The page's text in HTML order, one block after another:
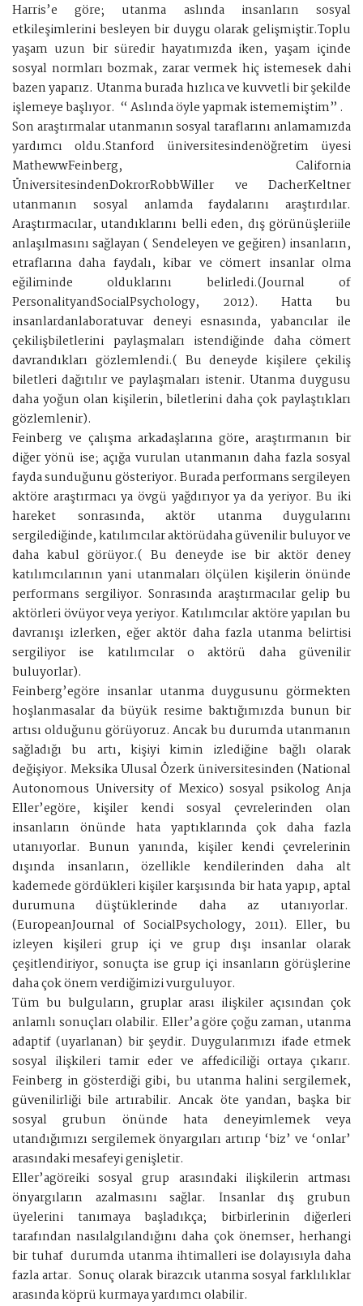
Harris’e göre; utanma aslında insanların sosyal
etkileşimlerini besleyen bir duygu olarak gelişmiştir.Toplu
yaşam uzun bir süredir hayatımızda iken, yaşam içinde
sosyal normları bozmak, zarar vermek hiç istemesek dahi
bazen yaparız. Utanma burada hızlıca ve kuvvetli bir şekilde
işlemeye başlıyor. “ Aslında öyle yapmak istememiştim” .
Son araştırmalar utanmanın sosyal taraflarını anlamamızda
yardımcı oldu.Stanford üniversitesindenöğretim üyesi
MathewwFeinberg, California
ÜniversitesindenDokrorRobbWiller ve DacherKeltner
utanmanın sosyal anlamda faydalarını araştırdılar.
Araştırmacılar, utandıklarını belli eden, dış görünüşleriile
anlaşılmasını sağlayan ( Sendeleyen ve geğiren) insanların,
etraflarına daha faydalı, kibar ve cömert insanlar olma
eğiliminde olduklarını belirledi.(Journal of
PersonalityandSocialPsychology, 2012). Hatta bu
insanlardanlaboratuvar deneyi esnasında, yabancılar ile
çekilişbiletlerini paylaşmaları istendiğinde daha cömert
davrandıkları gözlemlendi.( Bu deneyde kişilere çekiliş
biletleri dağıtılır ve paylaşmaları istenir. Utanma duygusu
daha yoğun olan kişilerin, biletlerini daha çok paylaştıkları
gözlemlenir).
Feinberg ve çalışma arkadaşlarına göre, araştırmanın bir
diğer yönü ise; açığa vurulan utanmanın daha fazla sosyal
fayda sunduğunu gösteriyor. Burada performans sergileyen
aktöre araştırmacı ya övgü yağdırıyor ya da yeriyor. Bu iki
hareket sonrasında, aktör utanma duygularını
sergilediğinde, katılımcılar aktörüdaha güvenilir buluyor ve
daha kabul görüyor.( Bu deneyde ise bir aktör deney
katılımcılarının yani utanmaları ölçülen kişilerin önünde
performans sergiliyor. Sonrasında araştırmacılar gelip bu
aktörleri övüyor veya yeriyor. Katılımcılar aktöre yapılan bu
davranışı izlerken, eğer aktör daha fazla utanma belirtisi
sergiliyor ise katılımcılar o aktörü daha güvenilir
buluyorlar).
Feinberg’egöre insanlar utanma duygusunu görmekten
hoşlanmasalar da büyük resime baktığımızda bunun bir
artısı olduğunu görüyoruz. Ancak bu durumda utanmanın
sağladığı bu artı, kişiyi kimin izlediğine bağlı olarak
değişiyor. Meksika Ulusal Özerk üniversitesinden (National
Autonomous University of Mexico) sosyal psikolog Anja
Eller’egöre, kişiler kendi sosyal çevrelerinden olan
insanların önünde hata yaptıklarında çok daha fazla
utanıyorlar. Bunun yanında, kişiler kendi çevrelerinin
dışında insanların, özellikle kendilerinden daha alt
kademede gördükleri kişiler karşısında bir hata yapıp, aptal
durumuna düştüklerinde daha az utanıyorlar.
(EuropeanJournal of SocialPsychology, 2011). Eller, bu
izleyen kişileri grup içi ve grup dışı insanlar olarak
çeşitlendiriyor, sonuçta ise grup içi insanların görüşlerine
daha çok önem verdiğimizi vurguluyor.
Tüm bu bulguların, gruplar arası ilişkiler açısından çok
anlamlı sonuçları olabilir. Eller’a göre çoğu zaman, utanma
adaptif (uyarlanan) bir şeydir. Duygularımızı ifade etmek
sosyal ilişkileri tamir eder ve affediciliği ortaya çıkarır.
Feinberg in gösterdiği gibi, bu utanma halini sergilemek,
güvenilirliği bile artırabilir. Ancak öte yandan, başka bir
sosyal grubun önünde hata deneyimlemek veya
utandığımızı sergilemek önyargıları artırıp ‘biz’ ve ‘onlar’
arasındaki mesafeyi genişletir.
Eller’agöreiki sosyal grup arasındaki ilişkilerin artması
önyargıların azalmasını sağlar. İnsanlar dış grubun
üyelerini tanımaya başladıkça; birbirlerinin diğerleri
tarafından nasılalgılandığını daha çok önemser, herhangi
bir tuhaf durumda utanma ihtimalleri ise dolayısıyla daha
fazla artar. Sonuç olarak birazcık utanma sosyal farklılıklar
arasında köprü kurmaya yardımcı olabilir.